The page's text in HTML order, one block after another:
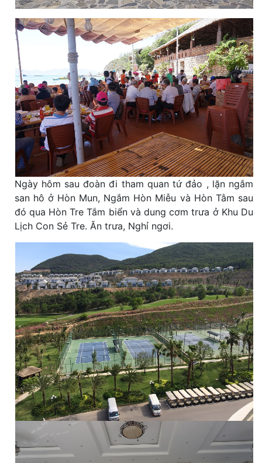
Ngày hôm sau đoàn đi tham quan tứ đảo , lặn ngắm
san hô ở Hòn Mun, Ngắm Hòn Miễu và Hòn Tằm sau
đó qua Hòn Tre Tắm biển và dung cơm trưa ở Khu Du
Lịch Con Sẻ Tre. Ăn trưa, Nghỉ ngơi.